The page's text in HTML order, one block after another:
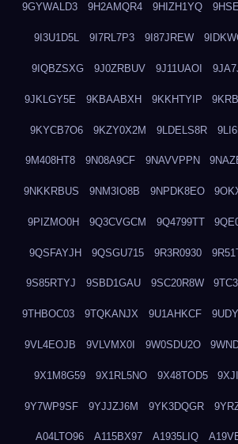
9GYWALD3 9H2AMQR4 9HIZH1YQ
9I3U1D5L 9I7RL7P3 9I87JREW
9IQBZSXG 9J0ZRBUV 9J11UAOI
9JKLGY5E 9KBAABXH 9KKHTYIP
9KYCB7O6 9KZY0X2M 9LDELS8R
9M408HT8 9N08A9CF 9NAVVPPN
9NKKRBUS 9NM3IO8B 9NPDK8EO
9PIZMO0H 9Q3CVGCM 9Q4799TT
9QSFAYJH 9QSGU715 9R3R0930
9S85RTYJ 9SBD1GAU 9SC20R8W
9THBOC03 9TQKANJX 9U1AHKCF
9VL4EOJB 9VLVMX0I 9W0SDU2O
9X1M8G59 9X1RL5NO 9X48TOD5
9Y7WP9SF 9YJJZJ6M 9YK3DQGR
A04LTO96 A115BX97 A1935LIQ